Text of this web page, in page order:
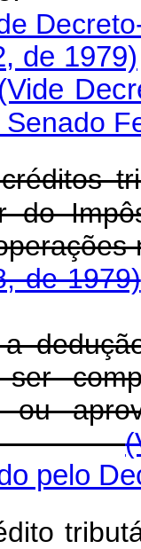
de 1979)
(Vide
do
de 1979)
ou
pelo